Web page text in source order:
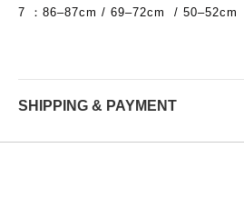
7 ：86–87cm / 69–72cm / 50–52cm
SHIPPING & PAYMENT